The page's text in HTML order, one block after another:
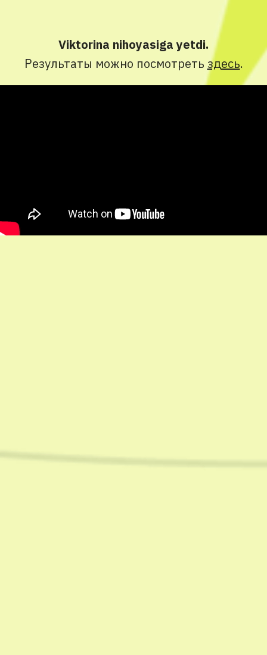
Viktorina nihoyasiga yetdi.
Результаты можно посмотреть здесь.